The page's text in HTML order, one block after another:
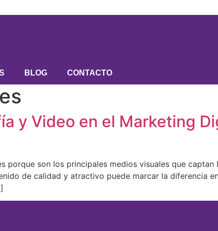
BLOG CONTACTO
y Video en el Marketing
son los principales medios visuales que captan
de calidad y atractivo puede marcar la diferencia